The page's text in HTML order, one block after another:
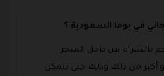
في بوما السعودية ؟
بالشراء من داخل المتجر
ريال او أكثر من ذلك وذلك حتى تتمكن